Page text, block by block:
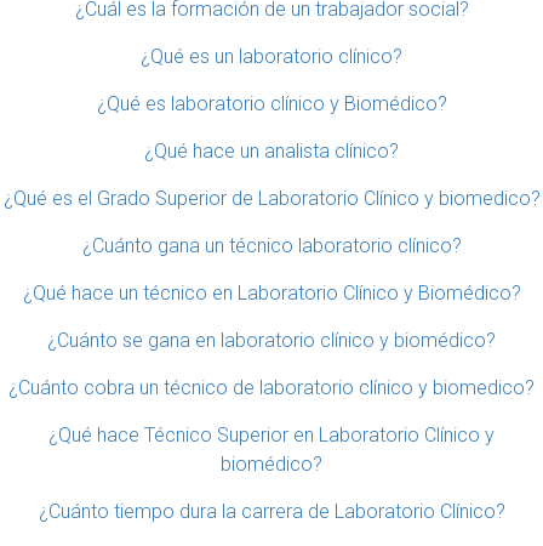
¿Cuál es la formación de un trabajador social?
¿Qué es un laboratorio clínico?
¿Qué es laboratorio clínico y Biomédico?
¿Qué hace un analista clínico?
¿Qué es el Grado Superior de Laboratorio Clínico y biomedico?
¿Cuánto gana un técnico laboratorio clínico?
¿Qué hace un técnico en Laboratorio Clínico y Biomédico?
¿Cuánto se gana en laboratorio clínico y biomédico?
¿Cuánto cobra un técnico de laboratorio clínico y biomedico?
¿Qué hace Técnico Superior en Laboratorio Clínico y
biomédico?
¿Cuánto tiempo dura la carrera de Laboratorio Clínico?